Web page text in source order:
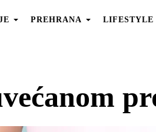
PREHRANA LIFESTYLE